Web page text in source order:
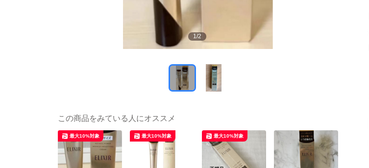
1/2
この商品をみている人にオススメ
最大10%対象 最大10%対象 最大10%対象